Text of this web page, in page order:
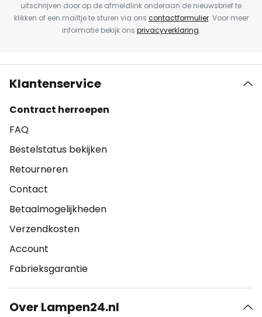
uitschrijven door op de afmeldlink onderaan de nieuwsbrief te
klikken of een mailtje te sturen via ons contactformulier. Voor meer
informatie bekijk ons privacyverklaring.
Klantenservice
Contract herroepen
FAQ
Bestelstatus bekijken
Retourneren
Contact
Betaalmogelijkheden
Verzendkosten
Account
Fabrieksgarantie
Over Lampen24.nl